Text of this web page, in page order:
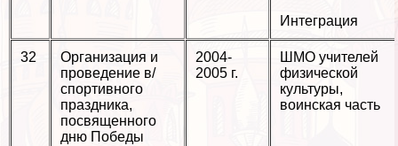
Интеграция
32
Организация и
проведение в/
спортивного
праздника,
посвященного
дню Победы
2004-
2005 г.
ШМО учителей
физической
культуры,
воинская часть